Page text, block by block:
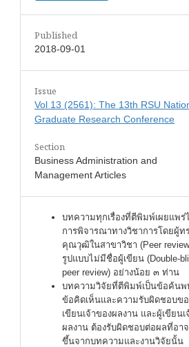
Published
2018-09-01
Issue
Vol 13 (2561): The 13th RSU
Graduate Research Conference
Section
Business Administration and
Management Articles
บทความทุกเรื่องที่ตีพิมพ์เผยแพร่
การพิจารณาทางวิชาการโดยผู้ท
คุณวุฒิในสาขาวิชา (Peer
รูปแบบไม่มีชื่อผู้เขียน (Double-
peer review) อย่างน้อย ๓ ท่าน
บทความวิจัยที่ตีพิมพ์เป็นข้อค้นพ
ข้อคิดเห็นและความรับผิดชอบขอ
เขียนเจ้าของผลงาน และผู้เขียนเ
ผลงาน ต้องรับผิดชอบต่อผลที่อาจ
ขึ้นจากบทความและงานวิจัยนั้น